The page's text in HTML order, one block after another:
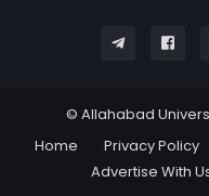
© Allahabad
Home
Privacy Policy
Advertise With